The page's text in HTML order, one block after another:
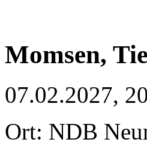
Momsen,
07.02.2027,
Ort: NDB